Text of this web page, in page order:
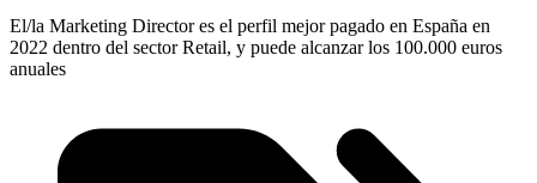
El/la Marketing Director es el perfil mejor pagado en España en
2022 dentro del sector Retail, y puede alcanzar los 100.000 euros
anuales